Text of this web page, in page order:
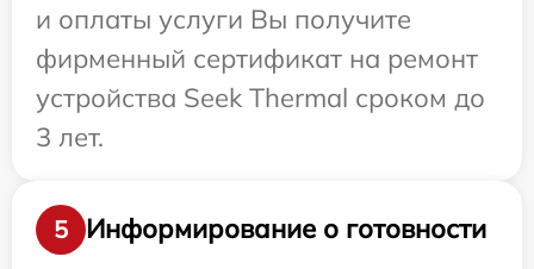
и оплаты услуги Вы получите
фирменный сертификат на ремонт
устройства Seek Thermal сроком до
3 лет.
5
Информирование о готовности